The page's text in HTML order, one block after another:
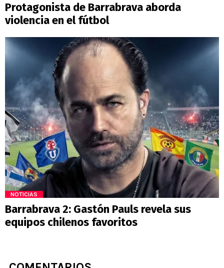
Protagonista de Barrabrava aborda
violencia en el fútbol
NOTICIAS
Barrabrava 2: Gastón Pauls revela sus
equipos chilenos favoritos